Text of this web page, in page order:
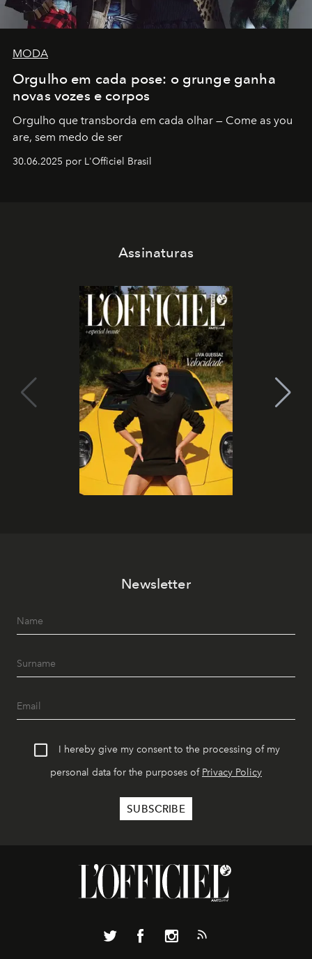
MODA
Orgulho em cada pose: o grunge ganha
novas vozes e corpos
Orgulho que transborda em cada olhar — Come as you
are, sem medo de ser
30.06.2025 por L'Officiel Brasil
Assinaturas
Newsletter
I hereby give my consent to the processing of my
personal data for the purposes of Privacy Policy